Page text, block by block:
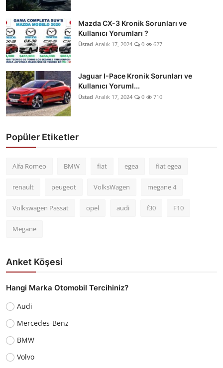
Mazda CX-3 Kronik Sorunları ve
Kullanıcı Yorumları ?
Üstad Aralık 17, 2024 0 627
Jaguar I-Pace Kronik Sorunları ve
Kullanıcı Yoruml...
Üstad Aralık 17, 2024 0 710
Popüler Etiketler
Alfa Romeo BMW fiat egea fiat egea
renault peugeot VolksWagen megane 4
Volkswagen Passat opel audi f30 F10
Megane
Anket Köşesi
Hangi Marka Otomobil Tercihiniz?
Audi
Mercedes-Benz
BMW
Volvo